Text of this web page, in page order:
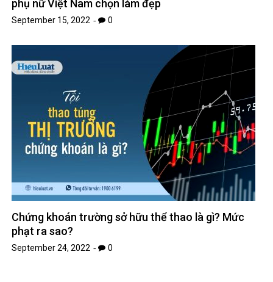
phụ nữ Việt Nam chọn làm đẹp
September 15, 2022 0
Chứng khoán trường sở hữu thể thao là gì? Mức
phạt ra sao?
September 24, 2022 0